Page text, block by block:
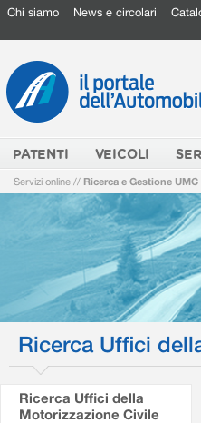
Chi siamo News e circolari
PATENTI VEICOLI
Servizi online // Ricerca e Gestione UMC
Ricerca Uffici
Ricerca Uffici della
Motorizzazione Civile